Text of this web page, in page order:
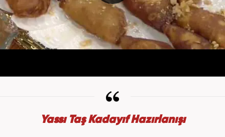
Yassı Taş Kadayıf Hazırlanışı